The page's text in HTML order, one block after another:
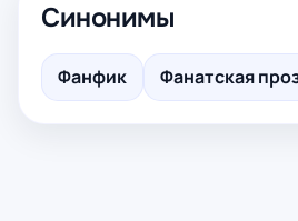
Синонимы
Фанфик Фанатская